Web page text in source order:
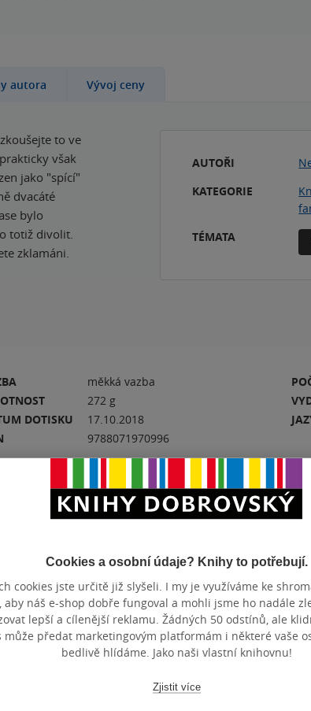
autora Vývoj ceny
to ve
však
jako "spící"
dvacáté
bylo
totiž divolit.
zklamáni.
AUTOŘI
KATEGORIE
TÉMATA
měkká vazba
272 g
DOTISKU
17.10.2018
9788071970996
Hodnocení a recenze čtenářů
PŘIDEJTE SVÉ HODNOCENÍ KNIHY
Hodnocení našich knihkupců: 0.0 z 5
Cookies a osobní údaje? Knihy to potřebují.
cookies jste určitě již slyšeli. I my je využíváme ke
aby náš e-shop dobře fungoval a mohli jsme ho nadále
lepší a cílenější reklamu. Žádných 50 odstínů, ale
může předat marketingovým platformám i některé vaše
bedlivě hlídáme. Jako naši vlastní knihovnu!
Zjistit více